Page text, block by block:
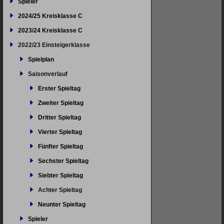
Spieler
2024/25 Kreisklasse C
2023/24 Kreisklasse C
2022/23 Einsteigerklasse
Spielplan
Saisonverlauf
Erster Spieltag
Zweiter Spieltag
Dritter Spieltag
Vierter Spieltag
Fünfter Spieltag
Sechster Spieltag
Siebter Spieltag
Achter Spieltag
Neunter Spieltag
Spieler